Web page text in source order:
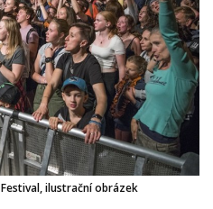
Festival, ilustrační obrázek